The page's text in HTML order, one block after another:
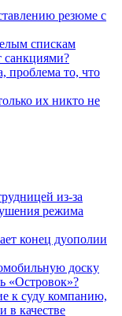
резюме с
спискам
санкциями?
проблема то, что
их никто не
из-за
режима
конец дуополии
доску
«Островок»?
к суду компанию,
качестве